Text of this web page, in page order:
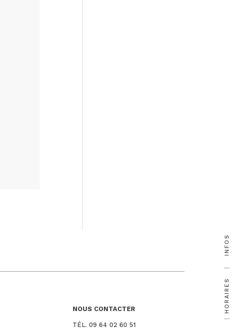
NOUS CONTACTER
TÉL. 09 64 02 60 51
INFOS
HORAIRES